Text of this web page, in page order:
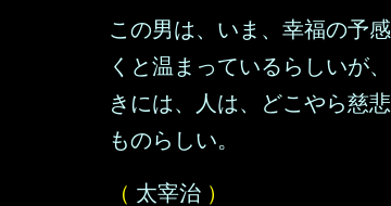
この男は、いま、幸福の予
くと温まっているらしいが
きには、人は、どこやら慈
ものらしい。
（ 太宰治 ）